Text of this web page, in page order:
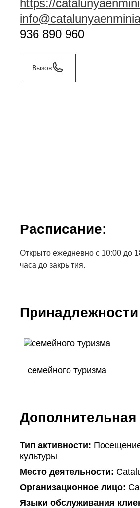
https://
936 890 960
Вызов
Расписание:
Открыто ежедневно с 10:00 до
часа до закрытия.
Принадлежности
семейного туризма
Тип активности:
культуры
Mесто деятельности:
Организационное лицо:
Языки обслуживания